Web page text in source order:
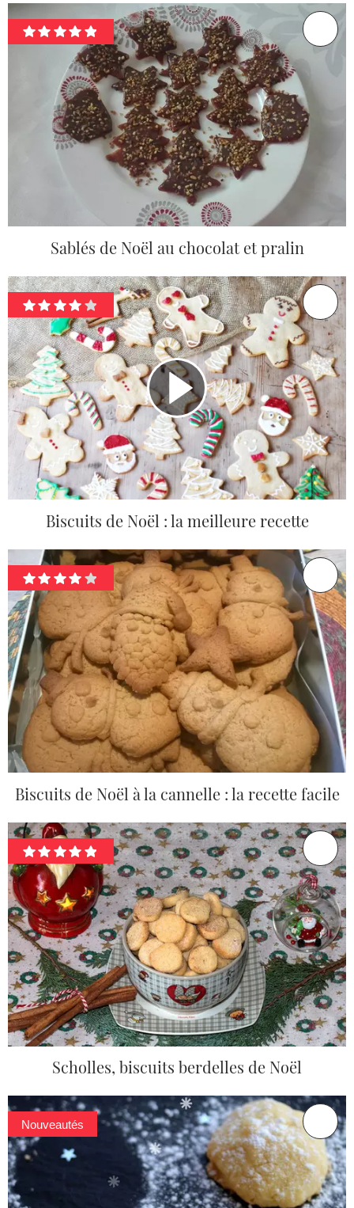
Sablés de Noël au chocolat et pralin
Biscuits de Noël : la meilleure recette
Biscuits de Noël à la cannelle : la recette facile
Scholles, biscuits berdelles de Noël
Nouveautés